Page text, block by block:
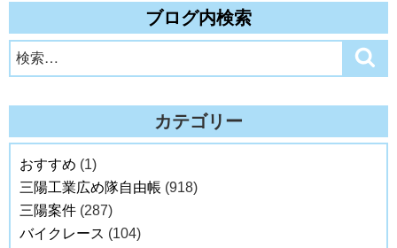
ブログ内検索
検
索:
カテゴリー
おすすめ (1)
三陽工業広め隊自由帳 (918)
三陽案件 (287)
バイクレース (104)